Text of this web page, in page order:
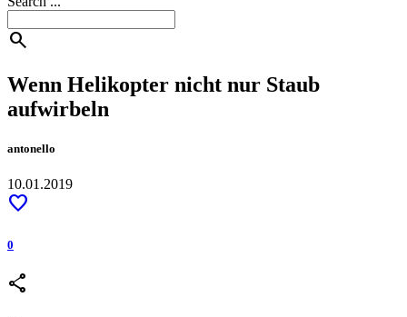
search
Wenn Helikopter nicht nur Staub
aufwirbeln
antonello
10.01.2019
favorite
0
share